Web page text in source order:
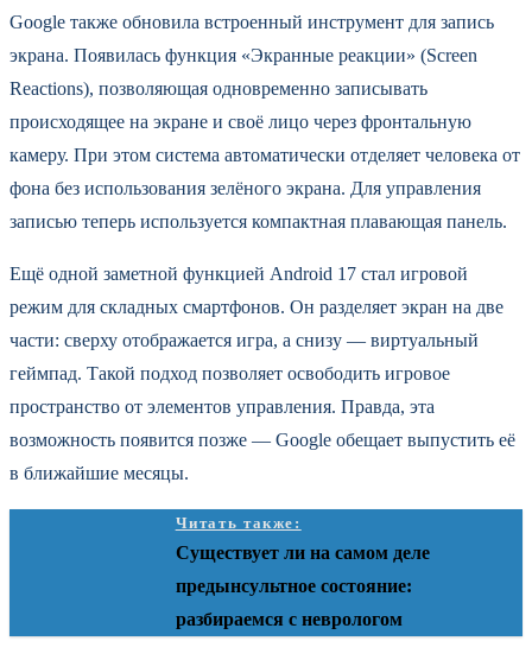
Google также обновила встроенный инструмент для запись
экрана. Появилась функция «Экранные реакции» (Screen
Reactions), позволяющая одновременно записывать
происходящее на экране и своё лицо через фронтальную
камеру. При этом система автоматически отделяет человека от
фона без использования зелёного экрана. Для управления
записью теперь используется компактная плавающая панель.
Ещё одной заметной функцией Android 17 стал игровой
режим для складных смартфонов. Он разделяет экран на две
части: сверху отображается игра, а снизу — виртуальный
геймпад. Такой подход позволяет освободить игровое
пространство от элементов управления. Правда, эта
возможность появится позже — Google обещает выпустить её
в ближайшие месяцы.
Читать также:
Существует ли на самом деле
предынсультное состояние:
разбираемся с неврологом